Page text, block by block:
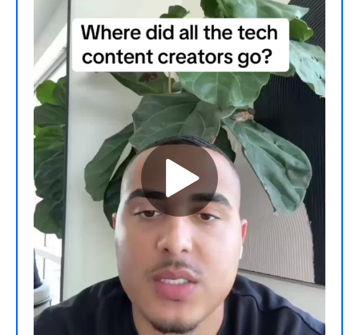
due to weak INMO product
sales.However, we expect the
global AR smart glasses market to
rebound in 2025, achieving over
30% YoY growth through 2026,
driven by the potential entry of
major tech giants and the
accelerating momentum of the
‘AR+AI’ trend. As generative AI
technologies advance, an
increasing number of companies
are positioning AR smart glasses as
a key platform for AI integration,
driving further market expansion.
Besides, Google’s introduction of
Android XR OS, designed to
support existing Android apps and
seamlessly integrate with its suite
of large AI models, is expected to
unlock new use cases and further